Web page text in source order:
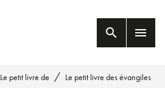
search menu
Le petit livre de / Le petit livre des évangiles